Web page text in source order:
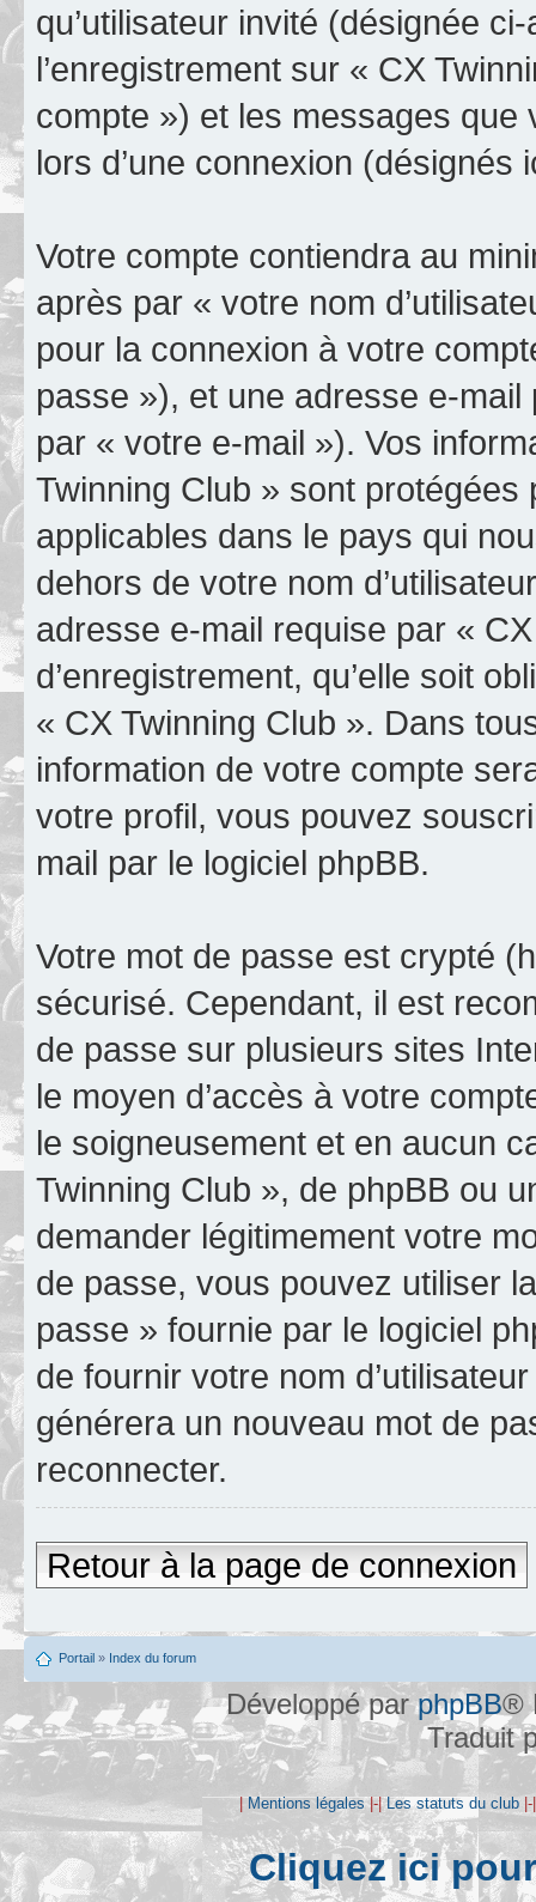
qu’utilisateur invité (désignée
l’enregistrement sur « CX
compte ») et les messages que
lors d’une connexion
Votre compte contiendra au
après par « votre nom
pour la connexion à votre
passe »), et une adresse e-
par « votre e-mail »). Vos
Twinning Club » sont
applicables dans le pays qui
dehors de votre nom
adresse e-mail requise par «
d’enregistrement, qu’elle soit
« CX Twinning Club ». Dans
information de votre compte
votre profil, vous pouvez
mail par le logiciel phpBB.
Votre mot de passe est crypté
sécurisé. Cependant, il est
de passe sur plusieurs sites
le moyen d’accès à votre
le soigneusement et en aucun
Twinning Club », de phpBB ou
demander légitimement votre
de passe, vous pouvez utiliser
passe » fournie par le logiciel
de fournir votre nom
générera un nouveau mot de
reconnecter.
Retour à la page de connexion
Portail » Index du forum
Développé parphpBB®
Traduit
|Mentions légales|-|Les statuts du club
Cliquez ici